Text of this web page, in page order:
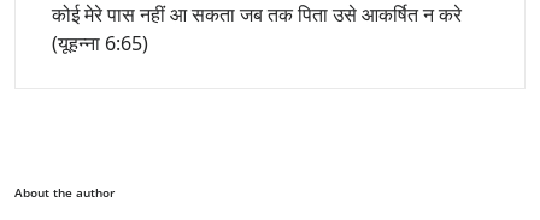
कोई मेरे पास नहीं आ सकता जब तक पिता उसे आकर्षित न करे
(यूहन्ना 6:65)
About the author